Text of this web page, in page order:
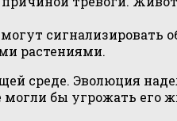
сигнализировать
растениями.
среде. Эволюция
могли бы угрожать его